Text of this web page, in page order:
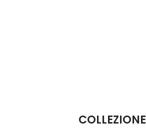
COLLEZIONE